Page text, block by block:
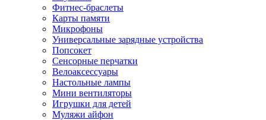
Фитнес-браслеты
Карты памяти
Микрофоны
Универсальные зарядные устройства
Попсокет
Сенсорные перчатки
Велоаксессуары
Настольные лампы
Мини вентиляторы
Игрушки для детей
Муляжи айфон